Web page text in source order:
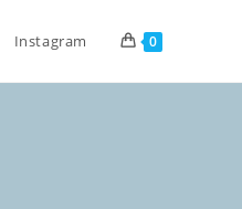
Instagram 0